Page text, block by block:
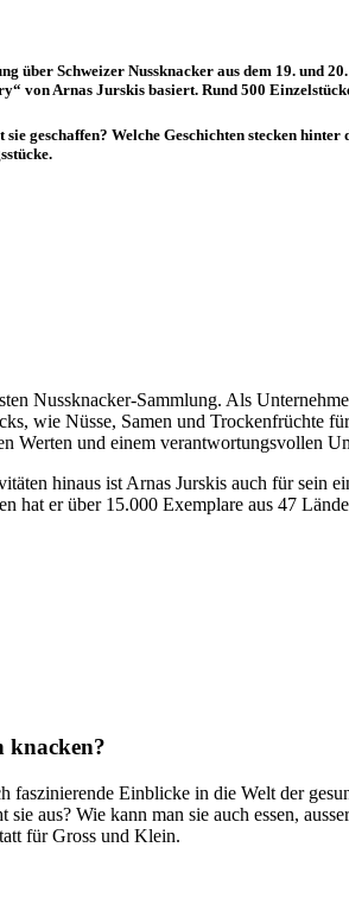
über Schweizer Nussknacker aus dem 19. und
von Arnas Jurskis basiert. Rund 500
geschaffen? Welche Geschichten stecken
Nussknacker-Sammlung. Als
wie Nüsse, Samen und Trockenfrüchte
Werten und einem verantwortungsvollen
hinaus ist Arnas Jurskis auch für sein
hat er über 15.000 Exemplare aus 47
knacken?
faszinierende Einblicke in die Welt der
sie aus? Wie kann man sie auch essen,
für Gross und Klein.